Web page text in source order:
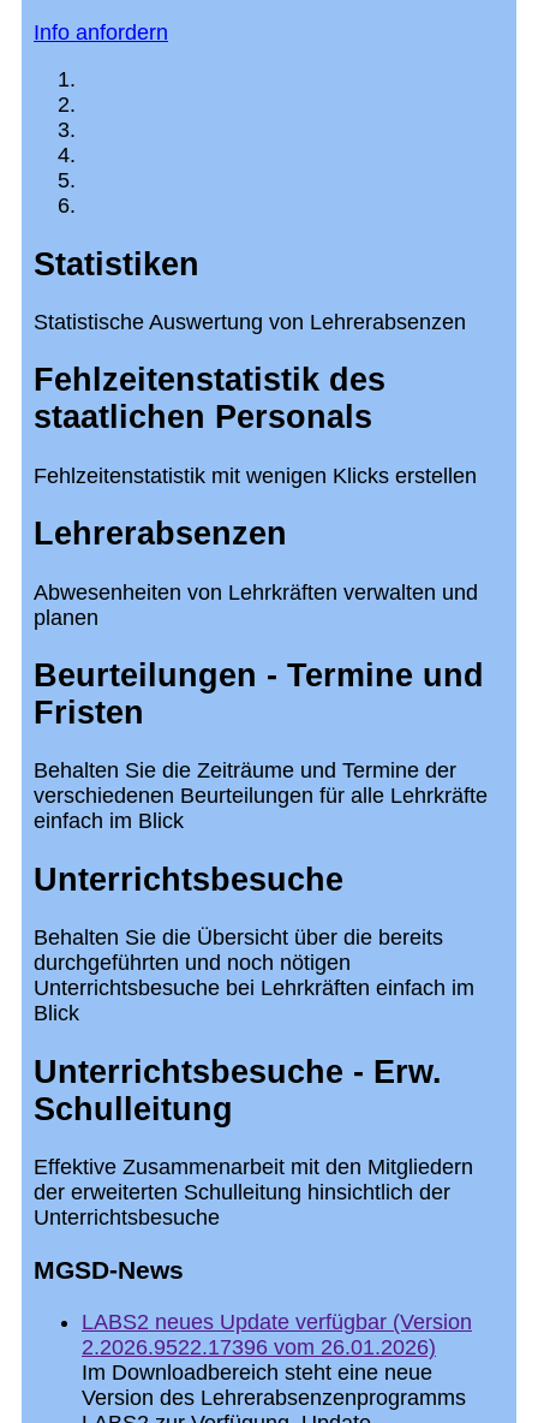
Info anfordern
Statistiken
Statistische Auswertung von Lehrerabsenzen
Fehlzeitenstatistik des
staatlichen Personals
Fehlzeitenstatistik mit wenigen Klicks erstellen
Lehrerabsenzen
Abwesenheiten von Lehrkräften verwalten und
planen
Beurteilungen - Termine und
Fristen
Behalten Sie die Zeiträume und Termine der
verschiedenen Beurteilungen für alle Lehrkräfte
einfach im Blick
Unterrichtsbesuche
Behalten Sie die Übersicht über die bereits
durchgeführten und noch nötigen
Unterrichtsbesuche bei Lehrkräften einfach im
Blick
Unterrichtsbesuche - Erw.
Schulleitung
Effektive Zusammenarbeit mit den Mitgliedern
der erweiterten Schulleitung hinsichtlich der
Unterrichtsbesuche
MGSD-News
LABS2 neues Update verfügbar (Version
2.2026.9522.17396 vom 26.01.2026)
Im Downloadbereich steht eine neue
Version des Lehrerabsenzenprogramms